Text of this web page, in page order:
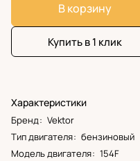
В корзину
Купить в 1 клик
Характеристики
Бренд: Vektor
Тип двигателя: бензиновый
Модель двигателя: 154F